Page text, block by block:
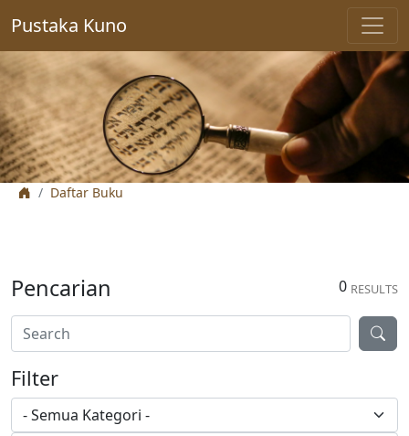
Pustaka Kuno
Daftar Buku
0 RESULTS
Pencarian
Filter